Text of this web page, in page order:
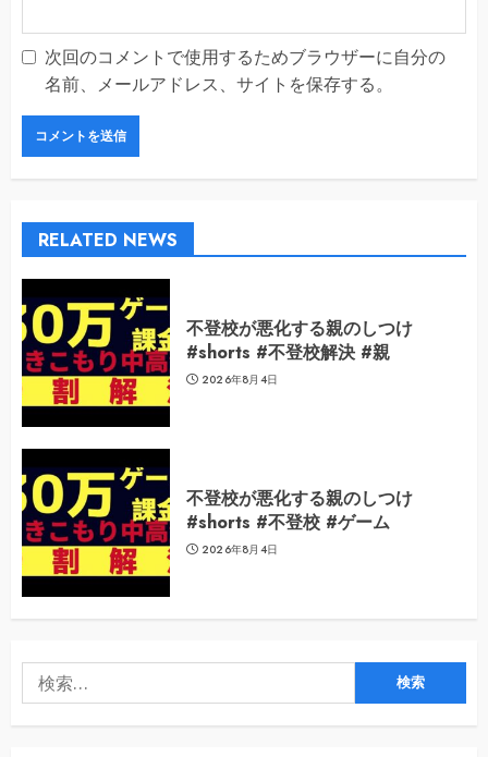
次回のコメントで使用するためブラウザーに自分の
名前、メールアドレス、サイトを保存する。
RELATED NEWS
不登校が悪化する親のしつけ
#shorts #不登校解決 #親
2026年8月4日
不登校が悪化する親のしつけ
#shorts #不登校 #ゲーム
2026年8月4日
索: